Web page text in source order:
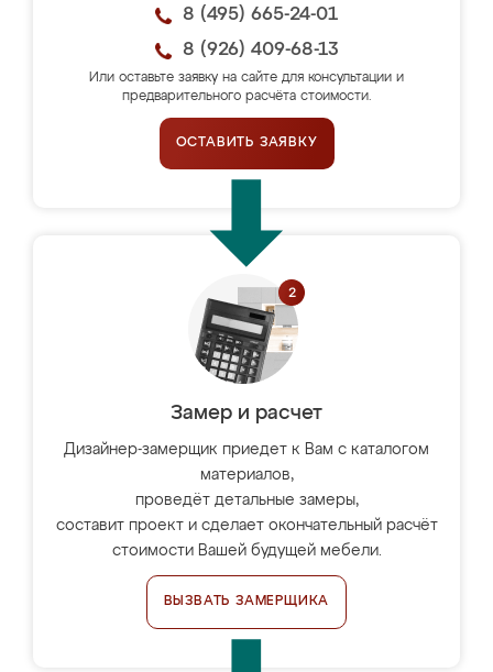
8 (495) 665-24-01
8 (926) 409-68-13
Или оставьте заявку на сайте для консультации и
предварительного расчёта стоимости.
ОСТАВИТЬ ЗАЯВКУ
Замер и расчет
Дизайнер-замерщик приедет к Вам с каталогом
материалов,
проведёт детальные замеры,
составит проект и сделает окончательный расчёт
стоимости Вашей будущей мебели.
ВЫЗВАТЬ ЗАМЕРЩИКА